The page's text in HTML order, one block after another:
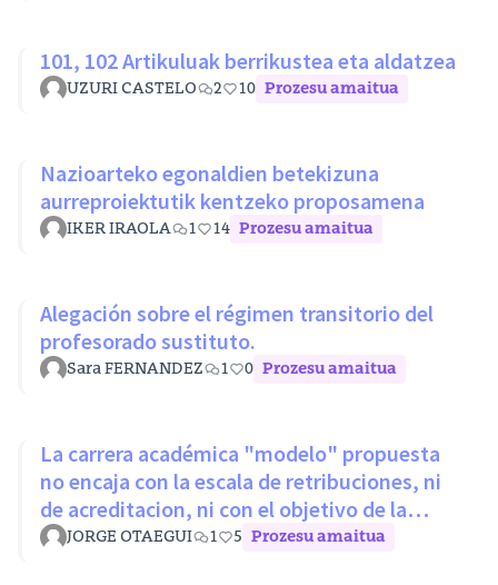
101, 102 Artikuluak berrikustea eta aldatzea
UZURI CASTELO 2 10 Prozesu amaitua
Nazioarteko egonaldien betekizuna
aurreproiektutik kentzeko proposamena
IKER IRAOLA 1 14 Prozesu amaitua
Alegación sobre el régimen transitorio del
profesorado sustituto.
Sara FERNANDEZ 1 0 Prozesu amaitua
La carrera académica "modelo" propuesta
no encaja con la escala de retribuciones, ni
de acreditacion, ni con el objetivo de la
LOSUJORGE OTAEGUI 1 5 Prozesu amaitua